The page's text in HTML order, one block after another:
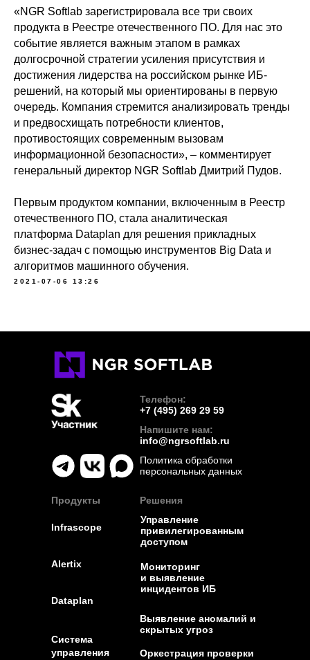
«NGR Softlab зарегистрировала все три своих
продукта в Реестре отечественного ПО. Для нас это
событие является важным этапом в рамках
долгосрочной стратегии усиления присутствия и
достижения лидерства на российском рынке ИБ-
решений, на который мы ориентированы в первую
очередь. Компания стремится анализировать тренды
и предвосхищать потребности клиентов,
противостоящих современным вызовам
информационной безопасности», – комментирует
генеральный директор NGR Softlab Дмитрий Пудов.
Первым продуктом компании, включенным в Реестр
отечественного ПО, стала аналитическая
платформа Dataplan для решения прикладных
бизнес-задач с помощью инструментов Big Data и
алгоритмов машинного обучения.
2021-07-06 13:26
Infrascope
Alertix
Dataplan
Система
управления
Продукты
Мониторинг
и выявление
инцидентов ИБ
Управление
привилегированным
доступом
Выявление аномалий и
скрытых угроз
Оркестрация проверки
Решения
Телефон:
+7 (495) 269 29 59
Напишите нам:
info@ngrsoftlab.ru
Политика обработки
персональных данных